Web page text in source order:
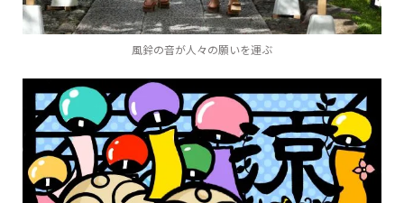
風鈴の音が人々の願いを運ぶ